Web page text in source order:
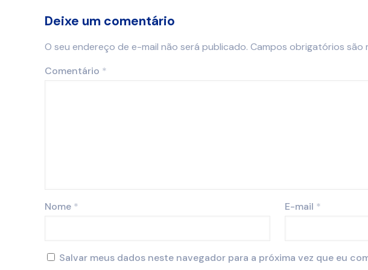
Deixe um comentário
O seu endereço de e-mail não será publicado. Campos obrigatórios são
Comentário *
Nome * E-mail *
Salvar meus dados neste navegador para a próxima vez que eu